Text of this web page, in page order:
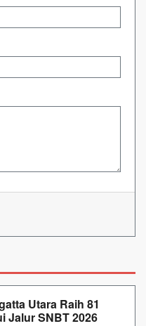
Utara Raih 81
Jalur SNBT 2026